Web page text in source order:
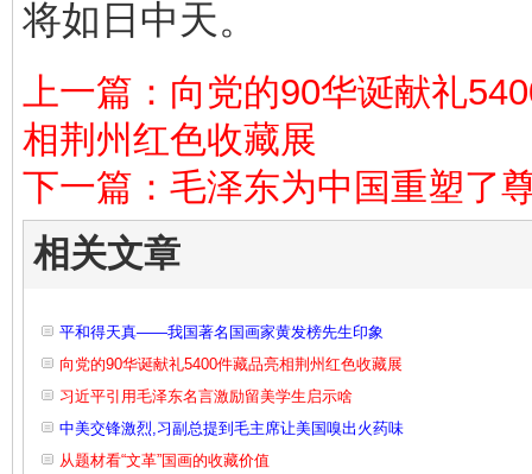
将如日中天。
上一篇：向党的90华诞献礼
相荆州红色收藏展
下一篇：毛泽东为中国重塑了
相关文章
平和得天真——我国著名国画家黄发榜先生印象
向党的90华诞献礼5400件藏品亮相荆州红色收藏展
习近平引用毛泽东名言激励留美学生启示啥
中美交锋激烈,习副总提到毛主席让美国嗅出火药味
从题材看“文革”国画的收藏价值